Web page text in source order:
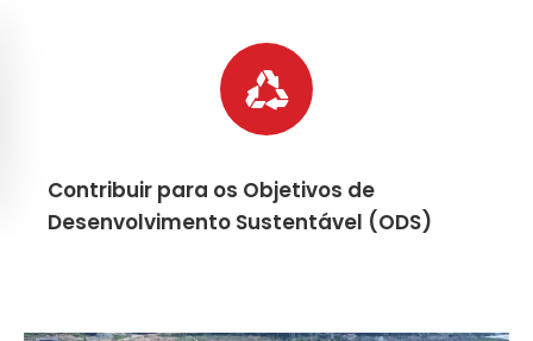
Contribuir para os Objetivos de
Desenvolvimento Sustentável (ODS)